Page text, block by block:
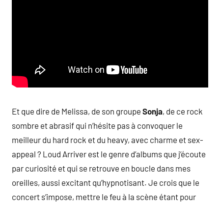
Et que dire de Melissa, de son groupe Sonja, de ce rock
sombre et abrasif qui n’hésite pas à convoquer le
meilleur du hard rock et du heavy, avec charme et sex-
appeal ? Loud Arriver est le genre d’albums que j’écoute
par curiosité et qui se retrouve en boucle dans mes
oreilles, aussi excitant qu’hypnotisant. Je crois que le
concert s’impose, mettre le feu à la scène étant pour